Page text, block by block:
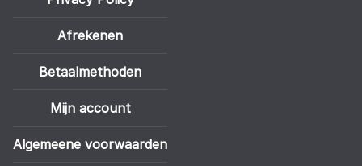
Afrekenen
Betaalmethoden
Mijn account
Algemeene voorwaarden